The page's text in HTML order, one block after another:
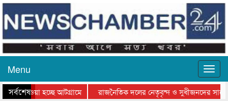
Menu
সর্বশেষ
যাওয়া হচ্ছে আটগ্রামে
রাজনৈতিক দলের নেতৃবৃন্দ ও সুধীজনদের সাথে